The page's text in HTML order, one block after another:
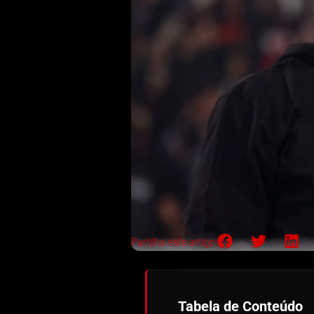
Partilha este artigo:
Tabela de Conteúdo